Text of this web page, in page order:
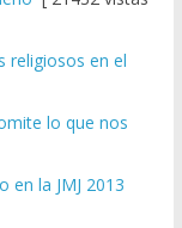
religiosos en el
lo que nos
en la JMJ 2013